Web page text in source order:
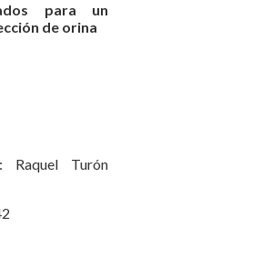
para un
de orina
Raquel Turón